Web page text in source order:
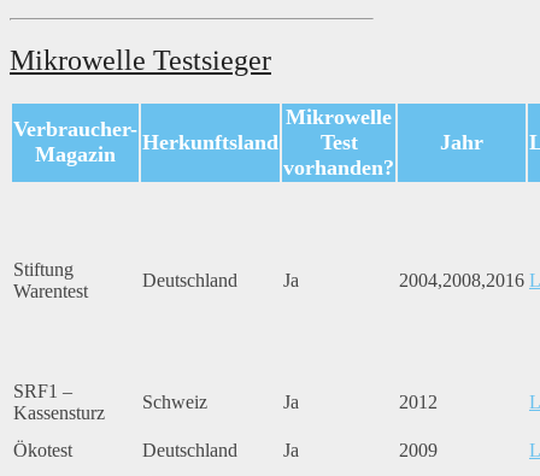
Mikrowelle Testsieger
Verbraucher-
Magazin
Herkunftsland
Mikrowelle
Test
vorhanden?
Jahr
Stiftung
Warentest
Deutschland Ja 2004,2008,2016
SRF1 –
Kassensturz
Schweiz Ja 2012
Ökotest Deutschland Ja 2009